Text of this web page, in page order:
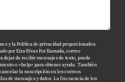
y la Política de privacidad proporcionados
por Eira Rivas Por llamada, correo
dejar de recibir mensajes de texto, puede
o «help» para obtener ayuda. También
la suscripción en los correos
de mensajes y datos. La frecuencia de los